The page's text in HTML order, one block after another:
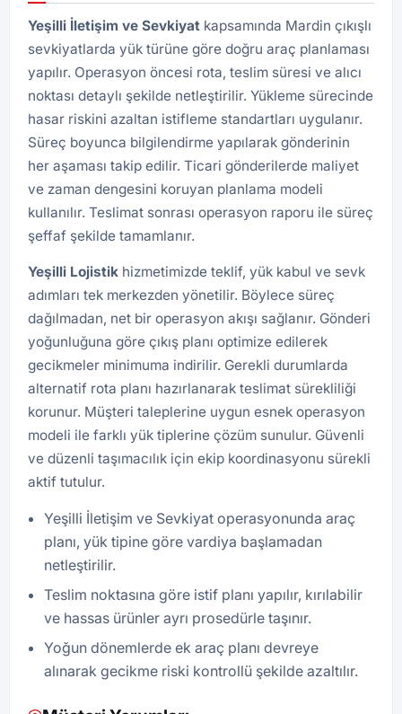
Yeşilli İletişim ve Sevkiyat kapsamında Mardin çıkışlı
sevkiyatlarda yük türüne göre doğru araç planlaması
yapılır. Operasyon öncesi rota, teslim süresi ve alıcı
noktası detaylı şekilde netleştirilir. Yükleme sürecinde
hasar riskini azaltan istifleme standartları uygulanır.
Süreç boyunca bilgilendirme yapılarak gönderinin
her aşaması takip edilir. Ticari gönderilerde maliyet
ve zaman dengesini koruyan planlama modeli
kullanılır. Teslimat sonrası operasyon raporu ile süreç
şeffaf şekilde tamamlanır.
Yeşilli Lojistik hizmetimizde teklif, yük kabul ve sevk
adımları tek merkezden yönetilir. Böylece süreç
dağılmadan, net bir operasyon akışı sağlanır. Gönderi
yoğunluğuna göre çıkış planı optimize edilerek
gecikmeler minimuma indirilir. Gerekli durumlarda
alternatif rota planı hazırlanarak teslimat sürekliliği
korunur. Müşteri taleplerine uygun esnek operasyon
modeli ile farklı yük tiplerine çözüm sunulur. Güvenli
ve düzenli taşımacılık için ekip koordinasyonu sürekli
aktif tutulur.
Yeşilli İletişim ve Sevkiyat operasyonunda araç
planı, yük tipine göre vardiya başlamadan
netleştirilir.
Teslim noktasına göre istif planı yapılır, kırılabilir
ve hassas ürünler ayrı prosedürle taşınır.
Yoğun dönemlerde ek araç planı devreye
alınarak gecikme riski kontrollü şekilde azaltılır.